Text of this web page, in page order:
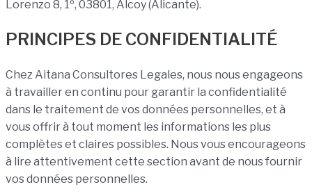
Lorenzo 8, 1º, 03801, Alcoy (Alicante).
PRINCIPES DE CONFIDENTIALITÉ
Chez Aitana Consultores Legales, nous nous engageons
à travailler en continu pour garantir la confidentialité
dans le traitement de vos données personnelles, et à
vous offrir à tout moment les informations les plus
complètes et claires possibles. Nous vous encourageons
à lire attentivement cette section avant de nous fournir
vos données personnelles.